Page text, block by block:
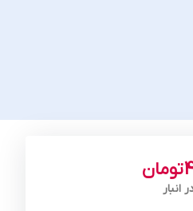
تومان
انبار